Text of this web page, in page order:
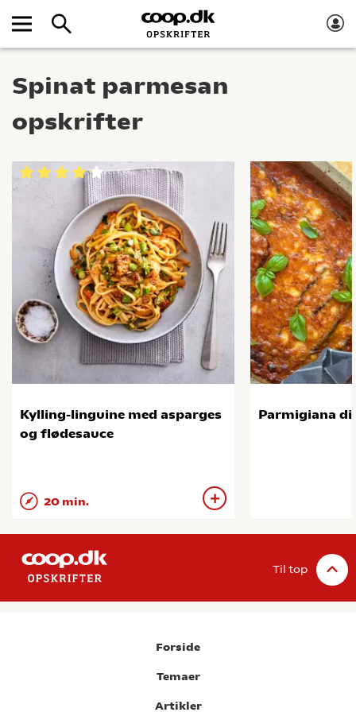
Spinat parmesan
opskrifter
Kylling-linguine med asparges
og flødesauce
20 min.
Parmigiana di
Til top
Forside
Temaer
Artikler